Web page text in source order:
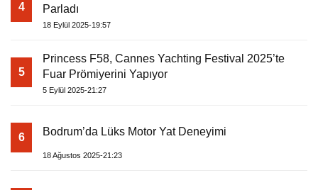
4
Parladı
18 Eylül 2025-19:57
5
Princess F58, Cannes Yachting Festival 2025’te
Fuar Prömiyerini Yapıyor
5 Eylül 2025-21:27
6 Bodrum’da Lüks Motor Yat Deneyimi
18 Ağustos 2025-21:23